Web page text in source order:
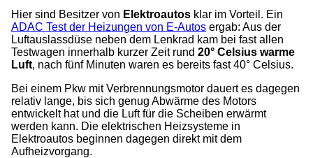
Hier sind Besitzer von Elektroautos klar im Vorteil. Ein
ADAC Test der Heizungen von E-Autos ergab: Aus der
Luftauslassdüse neben dem Lenkrad kam bei fast allen
Testwagen innerhalb kurzer Zeit rund 20° Celsius warme
Luft, nach fünf Minuten waren es bereits fast 40° Celsius.
Bei einem Pkw mit Verbrennungsmotor dauert es dagegen
relativ lange, bis sich genug Abwärme des Motors
entwickelt hat und die Luft für die Scheiben erwärmt
werden kann. Die elektrischen Heizsysteme in
Elektroautos beginnen dagegen direkt mit dem
Aufheizvorgang.